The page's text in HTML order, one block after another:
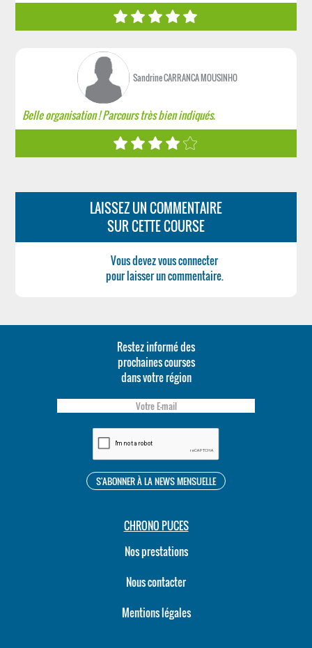
Sandrine CARRANCA MOUSINHO
Belle organisation ! Parcours très bien indiqués.
LAISSEZ UN COMMENTAIRE
SUR CETTE COURSE
Vous devez vous connecter
pour laisser un commentaire.
Restez informé des
prochaines courses
dans votre région
CHRONO PUCES
Nos prestations
Nous contacter
Mentions légales